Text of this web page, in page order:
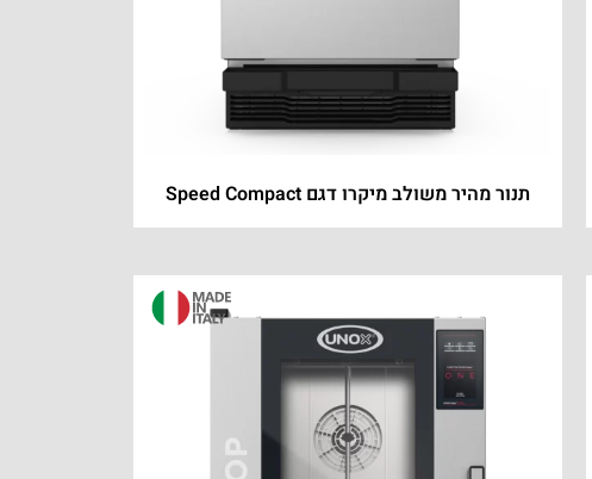
תנור מהיר משולב מיקרו דגם Speed Compact